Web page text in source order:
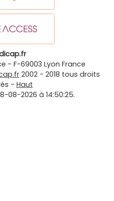
- F-69003 Lyon France
2002 - 2018 tous droits
- Haut
08-2026 à 14:50:25.